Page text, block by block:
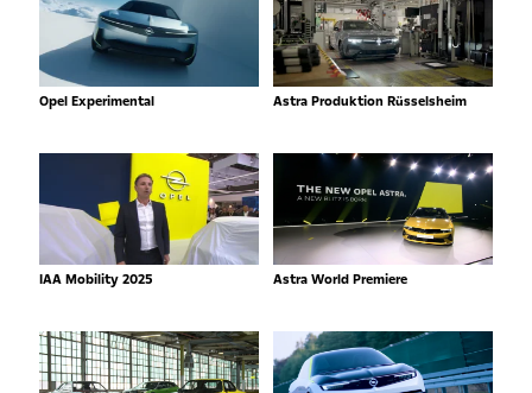
Opel Experimental Astra Produktion Rüsselsheim
IAA Mobility 2025 Astra World Premiere